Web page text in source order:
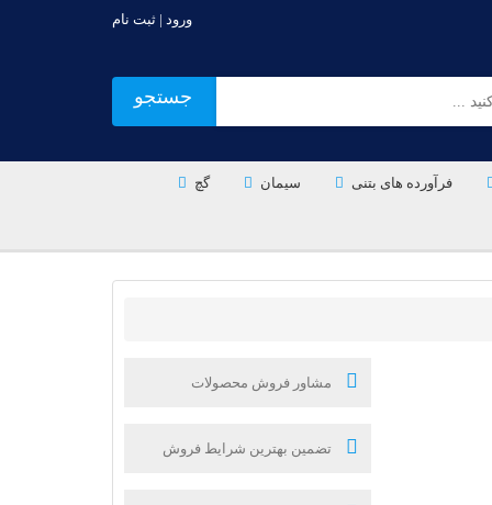
ورود | ثبت نام
جستجو
فرآورده های بتنی سیمان گچ
مشاور فروش محصولات
تضمین بهترین شرایط فروش